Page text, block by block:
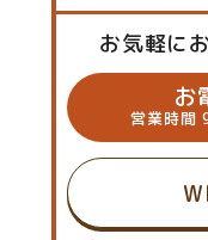
お気軽に
お
営業時間